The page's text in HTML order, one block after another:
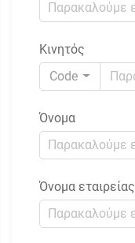
Κινητός
Code
Όνομα
Όνομα εταιρείας